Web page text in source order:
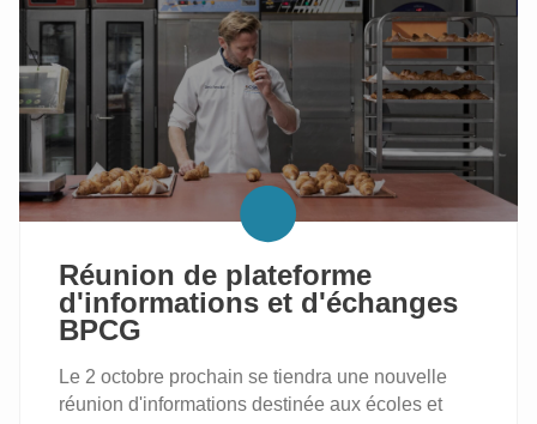
SUR
L’APPRENTISSAGE
INDUSTRIEL
ET
L’ALTERNANCE
DANS
LE
SECTEUR
ALIMENTAIRE
Réunion de plateforme
d'informations et d'échanges
BPCG
Le 2 octobre prochain se tiendra une nouvelle
réunion d'informations destinée aux écoles et